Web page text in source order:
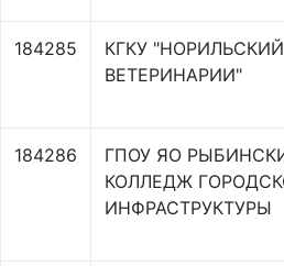
184285
КГКУ
ВЕТЕРИНАРИИ"
184286
ГПОУ ЯО
КОЛЛЕДЖ
ИНФРАСТРУКТУРЫ